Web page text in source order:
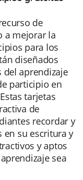
de
a mejorar la
para los
diseñados
aprendizaje
participio en
tarjetas
de
recordar y
en su escritura y
y aptos
sea